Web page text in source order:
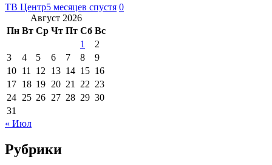
ТВ Центр5 месяцев спустя 0
Август 2026
Пн Вт Ср Чт Пт Сб Вс
1
2
3
4 5 6 7 8
9
10 11 12 13 14 15 16
17 18 19 20 21 22 23
24 25 26 27 28 29 30
31
« Июл
Рубрики